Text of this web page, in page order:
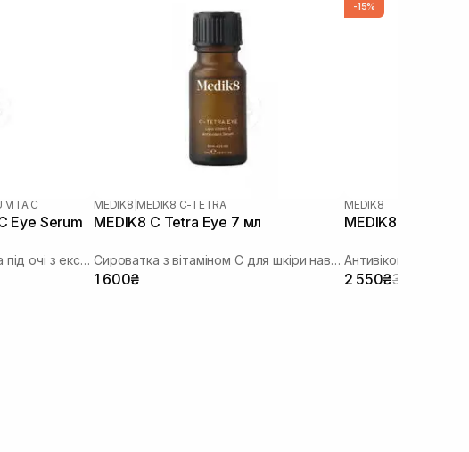
VITA C
Eye Serum
Освітлювальна сироватка під очі з екстрактом юдзу
MEDIK8 MEDIK8 C-TETRA
MEDIK8 C Tetra Eye 7 мл
Сироватка з вітаміном С для шкіри навколо очей
1 600₴
-15%
MEDIK8
MEDIK8 Eyelift
Антивіковий гель
2 550₴3 000₴